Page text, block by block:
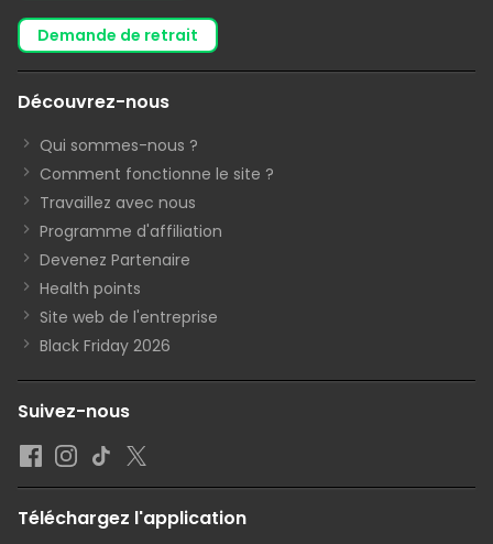
demande de retrait
Découvrez-nous
Qui sommes-nous ?
Comment fonctionne le site ?
Travaillez avec nous
Programme d'affiliation
Devenez Partenaire
Health points
Site web de l'entreprise
Black Friday 2026
Suivez-nous
Téléchargez l'application